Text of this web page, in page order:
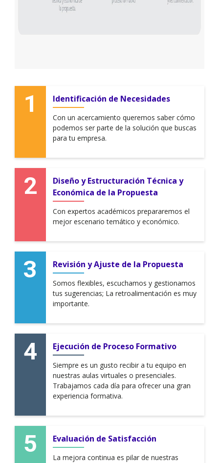
Identificación de Necesidades
Con un acercamiento queremos saber cómo
podemos ser parte de la solución que buscas
para tu empresa.
Diseño y Estructuración Técnica y
Económica de la Propuesta
Con expertos académicos prepararemos el
mejor escenario temático y económico.
Revisión y Ajuste de la Propuesta
Somos flexibles, escuchamos y gestionamos
tus sugerencias; La retroalimentación es muy
importante.
Ejecución de Proceso Formativo
Siempre es un gusto recibir a tu equipo en
nuestras aulas virtuales o presenciales.
Trabajamos cada día para ofrecer una gran
experiencia formativa.
Evaluación de Satisfacción
La mejora continua es pilar de nuestras